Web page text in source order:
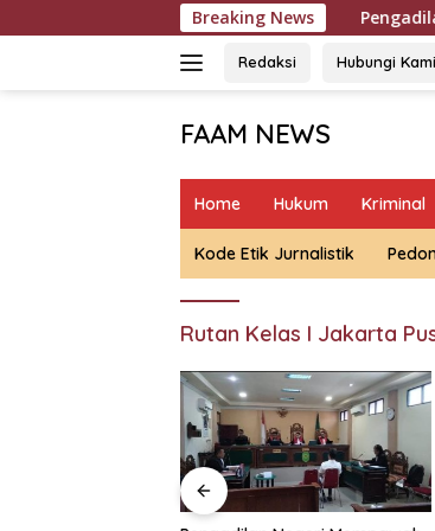
ke
Breaking News
Pengadilan Negeri
Redaksi Hubungi Kami
FAAM NEWS
Fakta,
Aspirasi
Home Hukum Kriminal
Kode Etik Jurnalistik
Rutan Kelas I Jakarta
Oknum DC BTPN